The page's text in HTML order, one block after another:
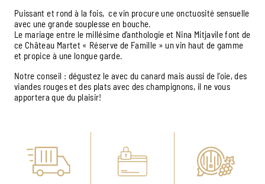
Puissant et rond à la fois, ce vin procure une onctuosité sensuelle
avec une grande souplesse en bouche.
Le mariage entre le millésime d’anthologie et Nina Mitjavile font de
ce Château Martet « Réserve de Famille » un vin haut de gamme
et propice à une longue garde.
Notre conseil : dégustez le avec du canard mais aussi de l’oie, des
viandes rouges et des plats avec des champignons, il ne vous
apportera que du plaisir!